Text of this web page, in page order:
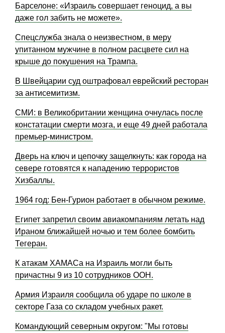
Барселоне: «Израиль совершает геноцид, а вы
даже гол забить не можете».
Спецслужба знала о неизвестном, в меру
упитанном мужчине в полном расцвете сил на
крыше до покушения на Трампа.
В Швейцарии суд оштрафовал еврейский ресторан
за антисемитизм.
СМИ: в Великобритании женщина очнулась после
констатации смерти мозга, и еще 49 дней работала
премьер-министром.
Дверь на ключ и цепочку защелкнуть: как города на
севере готовятся к нападению террористов
Хизбаллы.
1964 год: Бен-Гурион работает в обычном режиме.
Египет запретил своим авиакомпаниям летать над
Ираном ближайшей ночью и тем более бомбить
Тегеран.
К атакам ХАМАСа на Израиль могли быть
причастны 9 из 10 сотрудников ООН.
Армия Израиля сообщила об ударе по школе в
секторе Газа со складом учебных ракет.
Командующий северным округом: "Мы готовы